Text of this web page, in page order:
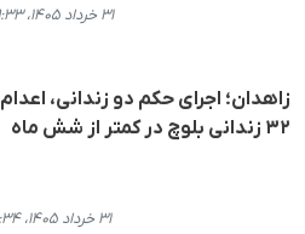
۳۱ خرداد ۱۴۰۵، ۱۹:۳۳
زاهدان؛ اجرای حکم دو زندانی، اعدام
۳۲ زندانی بلوچ در کمتر از شش ماه
۳۱ خرداد ۱۴۰۵، ۱۱:۳۴